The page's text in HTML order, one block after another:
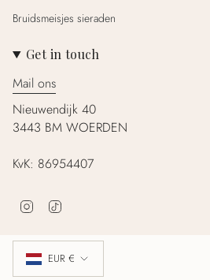
Bruidsmeisjes sieraden
Get in touch
Mail ons
Nieuwendijk 40
3443 BM WOERDEN
KvK: 86954407
t
a
T
o
Valuta
EUR €